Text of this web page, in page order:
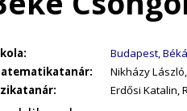
Budapest,
Nikházy
Erdősi Katalin,